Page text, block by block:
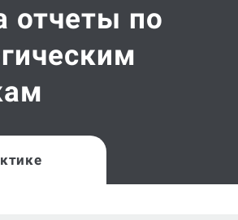
отчеты по